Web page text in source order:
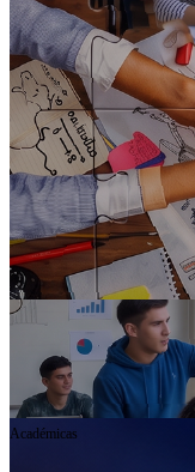
Académicas